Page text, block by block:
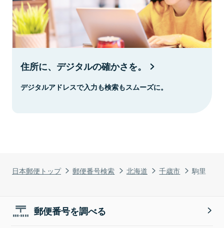
日本郵便トップ 郵便番号検索 北海道 千歳市 駒里
住所に、デジタルの確かさを。
デジタルアドレスで入力も検索もスムーズに。
郵便番号を調べる